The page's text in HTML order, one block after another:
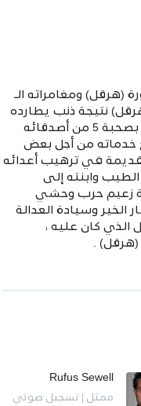
ومغامراته الـ
نتيجة ذنب يطارده
من الماضي إلى شخص مرتزق ، يسافر بصحبة 5 من أصدقائه
خدماته من أجل بعض
في ترهيب أعدائه
وابنته إلى
زعيم حرب وحشي
وسيادة العدالة
الذي كان عليه ،
(هرقل) .
Rufus Sewell
ممثل | تسجيل صوتي